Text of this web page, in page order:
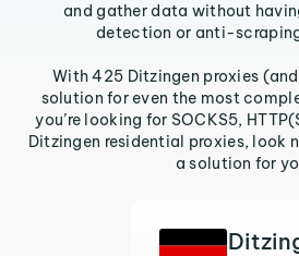
and gather data without
detection or anti-
With 425 Ditzingen proxies
solution for even the most
you’re looking for SOCKS5,
Ditzingen residential proxies, look
a solution for